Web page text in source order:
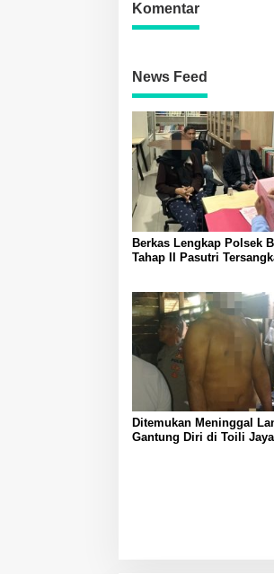
Komentar
News Feed
Berkas Lengkap Polsek
Tahap II Pasutri
Ditemukan Meninggal
Gantung Diri di Toili